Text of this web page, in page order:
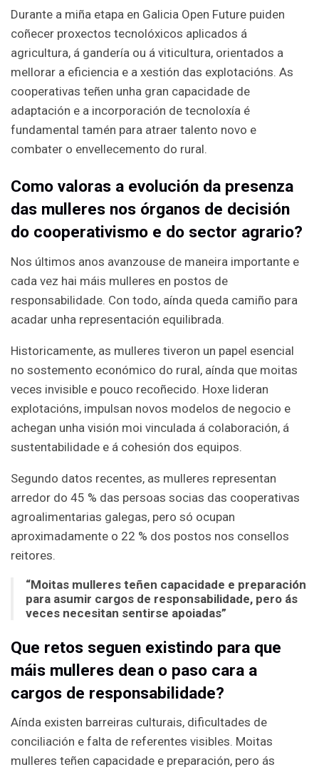
Durante a miña etapa en Galicia Open Future puiden
coñecer proxectos tecnolóxicos aplicados á
agricultura, á gandería ou á viticultura, orientados a
mellorar a eficiencia e a xestión das explotacións. As
cooperativas teñen unha gran capacidade de
adaptación e a incorporación de tecnoloxía é
fundamental tamén para atraer talento novo e
combater o envellecemento do rural.
Como valoras a evolución da presenza
das mulleres nos órganos de decisión
do cooperativismo e do sector agrario?
Nos últimos anos avanzouse de maneira importante e
cada vez hai máis mulleres en postos de
responsabilidade. Con todo, aínda queda camiño para
acadar unha representación equilibrada.
Historicamente, as mulleres tiveron un papel esencial
no sostemento económico do rural, aínda que moitas
veces invisible e pouco recoñecido. Hoxe lideran
explotacións, impulsan novos modelos de negocio e
achegan unha visión moi vinculada á colaboración, á
sustentabilidade e á cohesión dos equipos.
Segundo datos recentes, as mulleres representan
arredor do 45 % das persoas socias das cooperativas
agroalimentarias galegas, pero só ocupan
aproximadamente o 22 % dos postos nos consellos
reitores.
“Moitas mulleres teñen capacidade e preparación
para asumir cargos de responsabilidade, pero ás
veces necesitan sentirse apoiadas”
Que retos seguen existindo para que
máis mulleres dean o paso cara a
cargos de responsabilidade?
Aínda existen barreiras culturais, dificultades de
conciliación e falta de referentes visibles. Moitas
mulleres teñen capacidade e preparación, pero ás